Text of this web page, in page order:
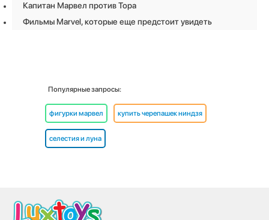
Капитан Марвел против Тора
Фильмы Marvel, которые еще предстоит увидеть
Популярные запросы:
фигурки марвел купить черепашек ниндзя
селестия и луна